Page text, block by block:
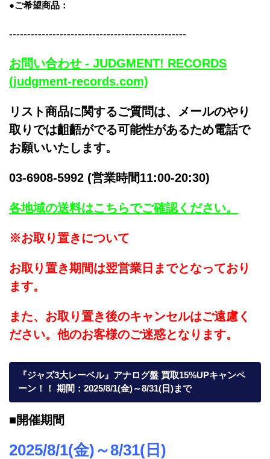
●ご希望商品：
-------------------------------------------------
お問い合わせ - JUDGMENT! RECORDS
(judgment-records.com)
リスト商品に関するご質問は、メールのやり
取りでは齟齬がでる可能性があるため電話で
お願いいたします。
03-6908-5992 (営業時間11:00-20:30)
各地域の送料はこちらでご確認ください。
※お取り置きについて
お取り置き期間は翌営業日までとなっており
ます。
また、お取り置き後のキャンセルはご遠慮く
ださい。他のお客様のご迷惑となります。
『ジャズ3大レーベル』アナログ盤 買取15%UPキャンペ
ーン！！ 期間：2025/8/1(金)～8/31(日)まで
■開催期間
2025/8/1(金)～8/31(日)